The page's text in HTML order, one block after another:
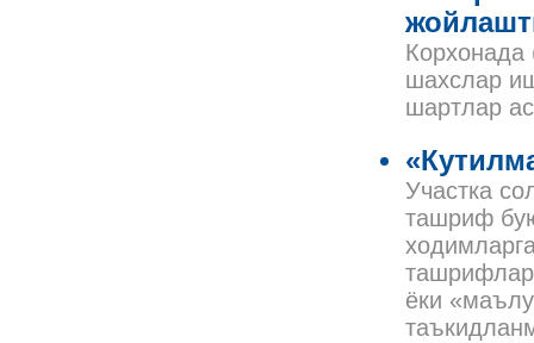
Корхонада
шахслар
шартлар
Участка
ташриф
ёки